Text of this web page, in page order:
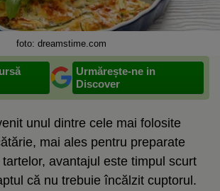
foto: dreamstime.com
Urmărește-ne in
Discover
unul dintre cele mai folosite
mai ales pentru preparate
avantajul este timpul scurt
că nu trebuie încălzit cuptorul.